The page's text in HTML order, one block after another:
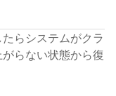
らシステムがクラ
らない状態から復